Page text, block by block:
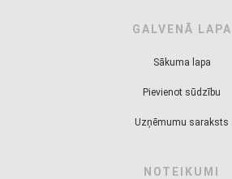
GALVENĀ LAPA
Sākuma lapa
Pievienot sūdzību
Uzņēmumu saraksts
NOTEIKUMI